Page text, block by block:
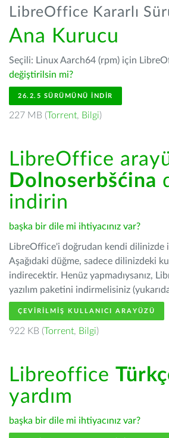
LibreOffice Kararlı
Ana Kurucu
Seçili: Linux Aarch64 (rpm) için
değiştirilsin mi?
26.2.5 SÜRÜMÜNÜ İNDIR
227 MB (Torrent, Bilgi)
LibreOffice
Dolnoserbšćina
indirin
başka bir dile mi ihtiyacınız var?
LibreOffice'i doğrudan kendi dilinizde
Aşağıdaki düğme, sadece dilinizdeki
indirecektir. Henüz yapmadıysanız,
yazılım paketini indirmelisiniz
ÇEVIRILMIŞ KULLANICI ARAYÜZÜ
922 KB (Torrent, Bilgi)
Libreoffice
yardım
başka bir dile mi ihtiyacınız var?